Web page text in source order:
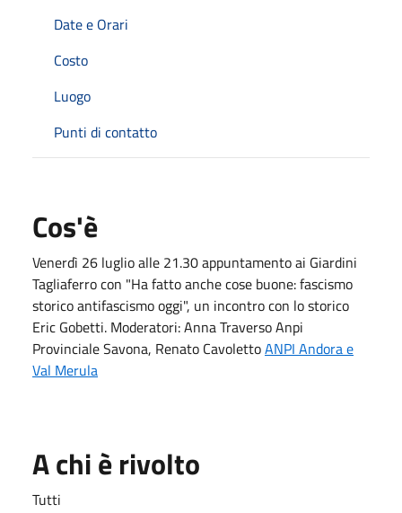
Date e Orari
Costo
Luogo
Punti di contatto
Cos'è
Venerdì 26 luglio alle 21.30 appuntamento ai Giardini
Tagliaferro con "Ha fatto anche cose buone: fascismo
storico antifascismo oggi", un incontro con lo storico
Eric Gobetti. Moderatori: Anna Traverso Anpi
Provinciale Savona, Renato CavolettoANPI Andora e
Val Merula
A chi è rivolto
Tutti